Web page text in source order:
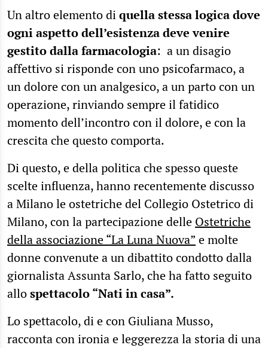
Un altro elemento diquella stessa logica dove
ogni aspetto dell’esistenza deve venire
gestito dalla farmacologia: a un disagio
affettivo si risponde con uno psicofarmaco, a
un dolore con un analgesico, a un parto con un
operazione, rinviando sempre il fatidico
momento dell’incontro con il dolore, e con la
crescita che questo comporta.
Di questo, e della politica che spesso queste
scelte influenza, hanno recentemente discusso
a Milano le ostetriche del Collegio Ostetrico di
Milano, con la partecipazione delle Ostetriche
della associazione “La Luna Nuova” e molte
donne convenute a un dibattito condotto dalla
giornalista Assunta Sarlo, che ha fatto seguito
allospettacolo “Nati in casa”.
Lo spettacolo, di e con Giuliana Musso,
racconta con ironia e leggerezza la storia di una